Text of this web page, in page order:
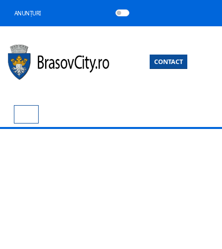
ANUNȚURI
CONTACT